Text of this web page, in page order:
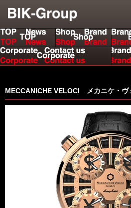
MECCANICHE VELOCI メカニケ・ヴ